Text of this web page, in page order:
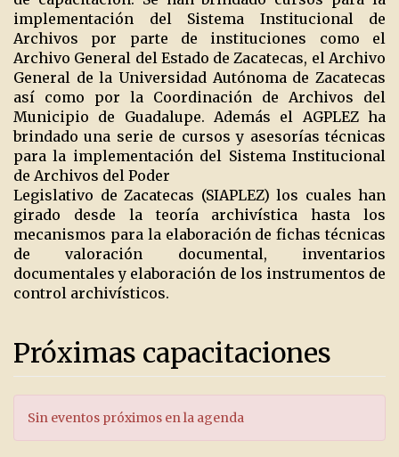
implementación del Sistema Institucional de
Archivos por parte de instituciones como el
Archivo General del Estado de Zacatecas, el Archivo
General de la Universidad Autónoma de Zacatecas
así como por la Coordinación de Archivos del
Municipio de Guadalupe. Además el AGPLEZ ha
brindado una serie de cursos y asesorías técnicas
para la implementación del Sistema Institucional
de Archivos del Poder
Legislativo de Zacatecas (SIAPLEZ) los cuales han
girado desde la teoría archivística hasta los
mecanismos para la elaboración de fichas técnicas
de valoración documental, inventarios
documentales y elaboración de los instrumentos de
control archivísticos.
Próximas capacitaciones
Sin eventos próximos en la agenda